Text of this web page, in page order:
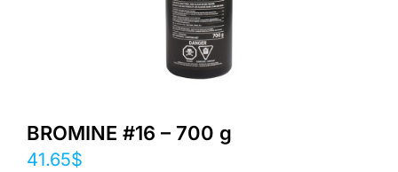
BROMINE #16 – 700 g
41.65$